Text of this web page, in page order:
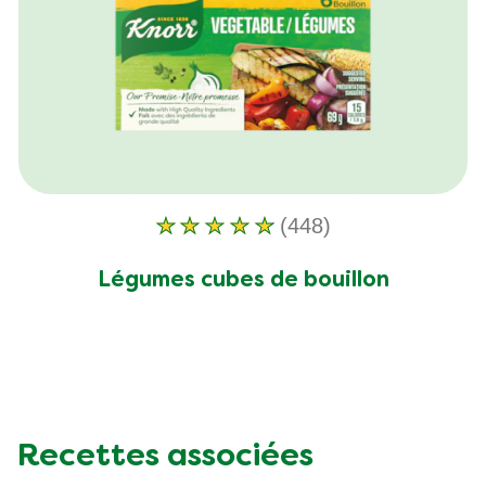
Légumes cubes de bouillon
La
note
moyenne
bouillon
(448)
Recettes associées